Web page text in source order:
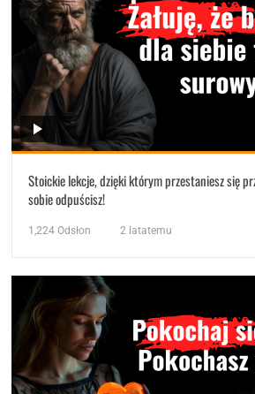
Stoickie lekcje, dzięki którym przestaniesz się
sobie odpuścisz!
1,224 Odsłon 2 latatemu